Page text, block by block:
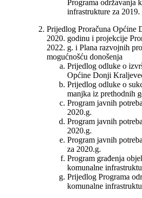
Programa održavanja
infrastrukture za 2019.
Prijedlog Proračuna Općine
2020. godinu i projekcije
2022. g. i Plana razvojnih
mogućnošću donošenja
Prijedlog odluke o
Općine Donji
Prijedlog odluke o
manjka iz prethodnih
Program javnih
2020.g.
Program javnih
2020.g.
Program javnih
za 2020.g.
Program građenja
komunalne
Prijedlog Programa
komunalne